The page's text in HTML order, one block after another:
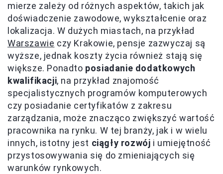
mierze zależy od różnych aspektów, takich jak
doświadczenie zawodowe, wykształcenie oraz
lokalizacja. W dużych miastach, na przykład
Warszawie czy Krakowie, pensje zazwyczaj są
wyższe, jednak koszty życia również stają się
większe. Ponadto posiadanie dodatkowych
kwalifikacji, na przykład znajomość
specjalistycznych programów komputerowych
czy posiadanie certyfikatów z zakresu
zarządzania, może znacząco zwiększyć wartość
pracownika na rynku. W tej branży, jak i w wielu
innych, istotny jest ciągły rozwój i umiejętność
przystosowywania się do zmieniających się
warunków rynkowych.